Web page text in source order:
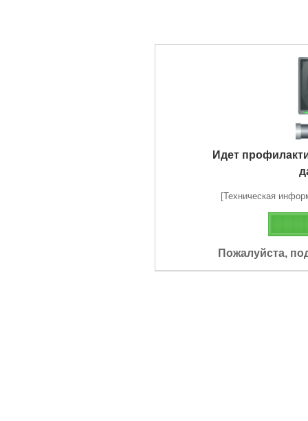
Идет
[Техническая
Пожалуйста,